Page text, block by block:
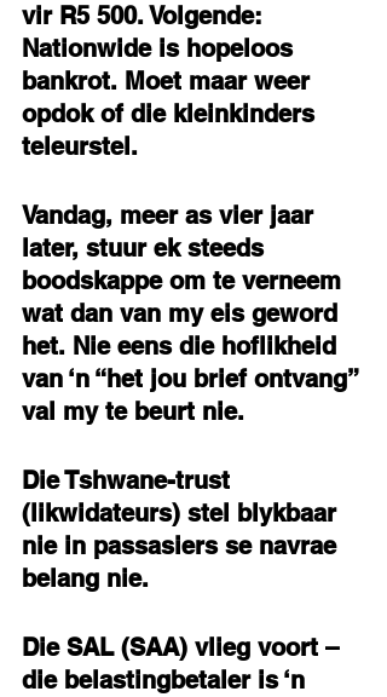
vir R5 500. Volgende:
Nationwide is hopeloos
bankrot. Moet maar weer
opdok of die kleinkinders
teleurstel.
Vandag, meer as vier jaar
later, stuur ek steeds
boodskappe om te verneem
wat dan van my eis geword
het. Nie eens die hoflikheid
van ‘n “het jou brief ontvang”
val my te beurt nie.
Die Tshwane-trust
(likwidateurs) stel blykbaar
nie in passasiers se navrae
belang nie.
Die SAL (SAA) vlieg voort –
die belastingbetaler is ‘n